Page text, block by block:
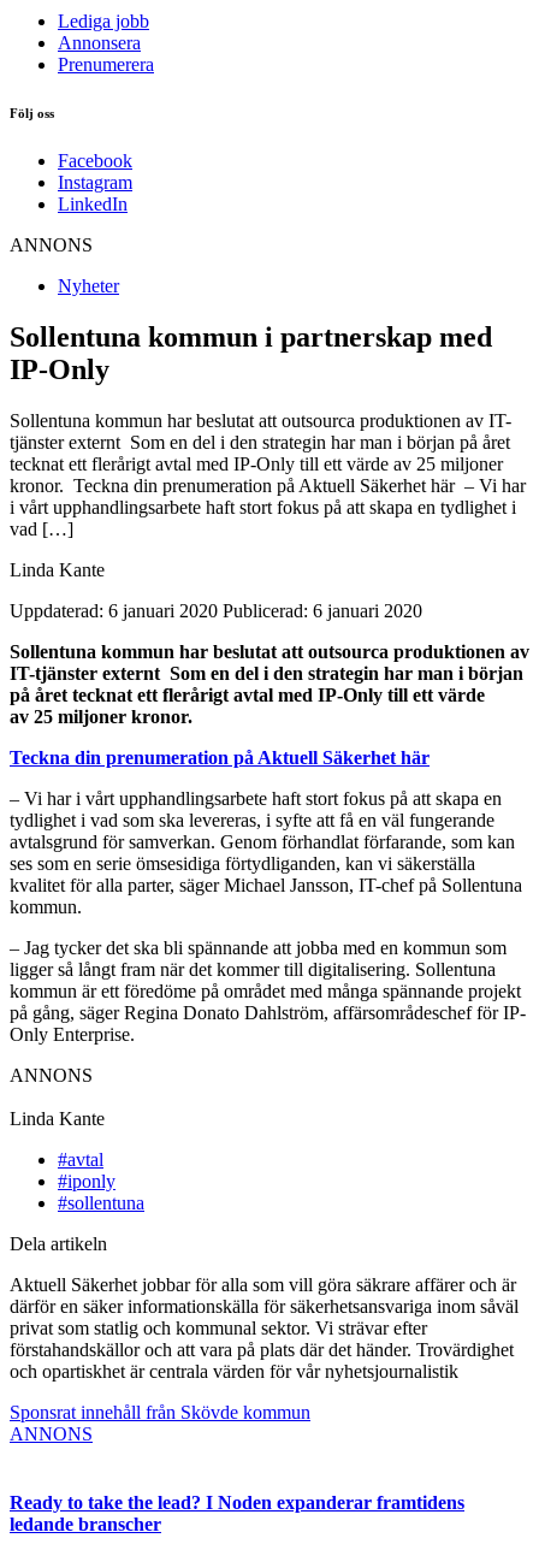
Lediga jobb
Annonsera
Prenumerera
Följ oss
Facebook
Instagram
LinkedIn
ANNONS
Nyheter
Sollentuna kommun i partnerskap med
IP-Only
Sollentuna kommun har beslutat att outsourca produktionen av IT-
tjänster externt Som en del i den strategin har man i början på året
tecknat ett flerårigt avtal med IP-Only till ett värde av 25 miljoner
kronor. Teckna din prenumeration på Aktuell Säkerhet här – Vi har
i vårt upphandlingsarbete haft stort fokus på att skapa en tydlighet i
vad […]
Linda Kante
Uppdaterad: 6 januari 2020 Publicerad: 6 januari 2020
Sollentuna kommun har beslutat att outsourca produktionen av
IT-tjänster externt Som en del i den strategin har man i början
på året tecknat ett flerårigt avtal med IP-Only till ett värde
av 25 miljoner kronor.
Teckna din prenumeration på Aktuell Säkerhet här
– Vi har i vårt upphandlingsarbete haft stort fokus på att skapa en
tydlighet i vad som ska levereras, i syfte att få en väl fungerande
avtalsgrund för samverkan. Genom förhandlat förfarande, som kan
ses som en serie ömsesidiga förtydliganden, kan vi säkerställa
kvalitet för alla parter, säger Michael Jansson, IT-chef på Sollentuna
kommun.
– Jag tycker det ska bli spännande att jobba med en kommun som
ligger så långt fram när det kommer till digitalisering. Sollentuna
kommun är ett föredöme på området med många spännande projekt
på gång, säger Regina Donato Dahlström, affärsområdeschef för IP-
Only Enterprise.
ANNONS
Linda Kante
#avtal
#iponly
#sollentuna
Dela artikeln
Aktuell Säkerhet jobbar för alla som vill göra säkrare affärer och är
därför en säker informationskälla för säkerhetsansvariga inom såväl
privat som statlig och kommunal sektor. Vi strävar efter
förstahandskällor och att vara på plats där det händer. Trovärdighet
och opartiskhet är centrala värden för vår nyhetsjournalistik
Sponsrat innehåll från Skövde kommun
ANNONS
Ready to take the lead? I Noden expanderar framtidens
ledande branscher